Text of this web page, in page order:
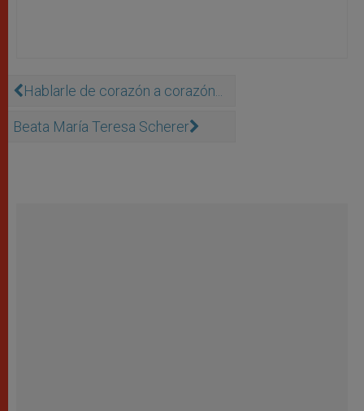
Hablarle de corazón a corazón...
Beata María Teresa Scherer